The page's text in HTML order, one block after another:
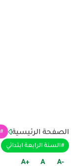
الصفحة الرئيسية
السنة الرابعة ابتدائي
+A A -A